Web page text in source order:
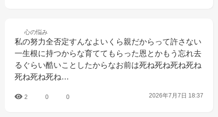
心の悩み
私の努力全否定すんなよいくら親だからって許さない
一生根に持つからな育ててもらった恩とかもう忘れ去
るぐらい酷いことしたからなお前は死ね死ね死ね死ね
死ね死ね死ね…
2 0 0 2026年7月7日 18:37